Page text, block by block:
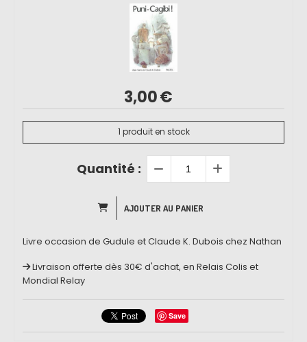
3,00€
1 produit en stock
Quantité :
AJOUTER AU PANIER
Livre occasion de Gudule et Claude K. Dubois chez Nathan
Livraison offerte dès 30€ d'achat, en Relais Colis et
Mondial Relay
Save